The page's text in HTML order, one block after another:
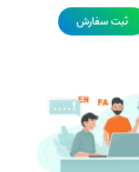
ثبت سفارش